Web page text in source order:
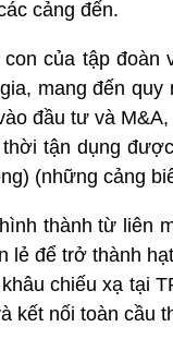
cảng đến.
con của tập
mang đến
đầu tư và
tận dụng
(những cảng
thành từ liên
lẻ để trở thành
chiếu xạ tại
kết nối toàn cầu